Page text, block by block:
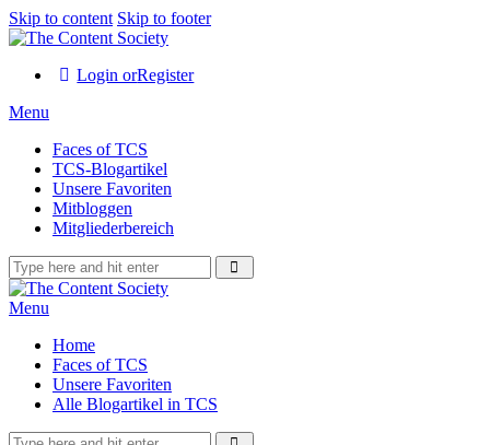
Skip to content Skip to footer
Login orRegister
Menu
Faces of TCS
TCS-Blogartikel
Unsere Favoriten
Mitbloggen
Mitgliederbereich
Menu
Home
Faces of TCS
Unsere Favoriten
Alle Blogartikel in TCS